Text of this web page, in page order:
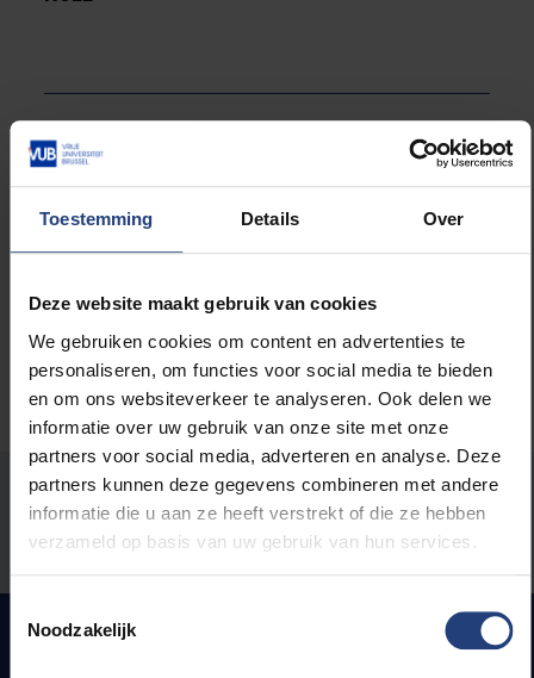
Toestemming Details Over
Deze website maakt gebruik van cookies
We gebruiken cookies om content en advertenties te
personaliseren, om functies voor social media te bieden
en om ons websiteverkeer te analyseren. Ook delen we
informatie over uw gebruik van onze site met onze
partners voor social media, adverteren en analyse. Deze
partners kunnen deze gegevens combineren met andere
informatie die u aan ze heeft verstrekt of die ze hebben
verzameld op basis van uw gebruik van hun services.
Noodzakelijk
weKONEKT
Maatschappij en engagement
Stond er een fout op deze pagina?
Laat het ons weten